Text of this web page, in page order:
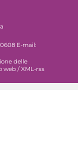
E-mail:
delle
web /XML-rss